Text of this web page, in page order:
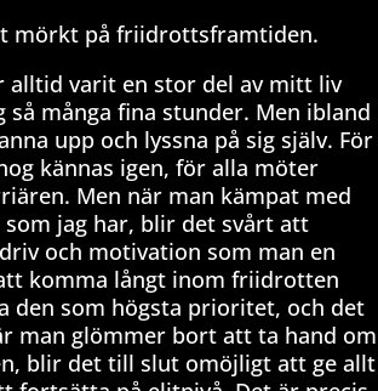
mörkt på friidrottsframtiden.
alltid varit en stor del av mitt liv
så många fina stunder. Men ibland
upp och lyssna på sig själv. För
kännas igen, för alla möter
Men när man kämpat med
som jag har, blir det svårt att
och motivation som man en
komma långt inom friidrotten
den som högsta prioritet, och det
man glömmer bort att ta hand om
blir det till slut omöjligt att ge allt